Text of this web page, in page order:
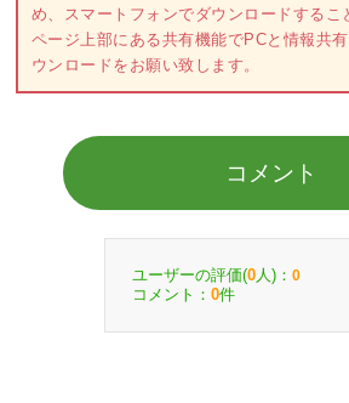
め、スマートフォンでダウンロードするこ
ページ上部にある共有機能でPCと情報共
ウンロードをお願い致します。
コメント
ユーザーの評価(0 人)： 0
コメント： 0件